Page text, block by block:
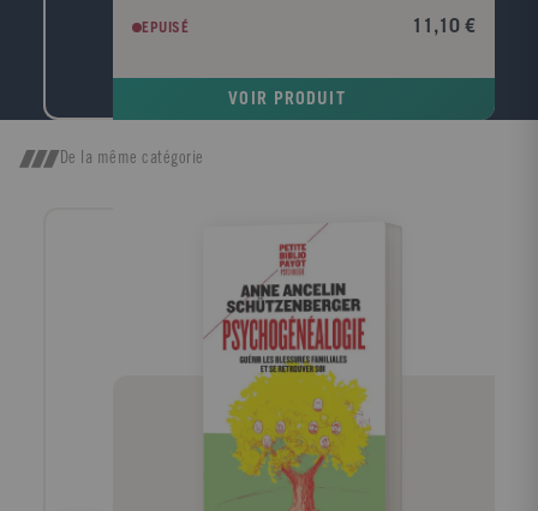
chemin de la vie à la mort? Comment se concentrer
présent et ne pas laisser vainement passer le temps?
est la méthode que nous propose Maître Deshimaru
corps, de la respiration et de l'esprit qu'on devient un
miroir où tout peut se réfléchir. Cet ouvrage, basé sur
les principes de la médecine orientale, nous livre de
plus un enseignement fondé sur l'ésotérisme du
bouddhisme Mahayana et jamais révélé en Occident.
EPUISÉ 11,10 €
VOIR PRODUIT
De la même catégorie